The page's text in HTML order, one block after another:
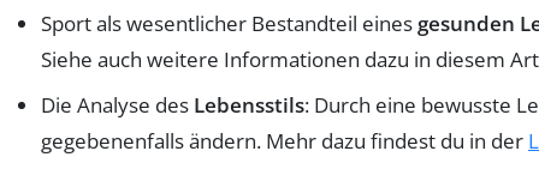
Sport als wesentlicher Bestandteil eines gesunden
Siehe auch weitere Informationen dazu in diesem
Die Analyse des Lebensstils: Durch eine bewusste
gegebenenfalls ändern. Mehr dazu findest du in der